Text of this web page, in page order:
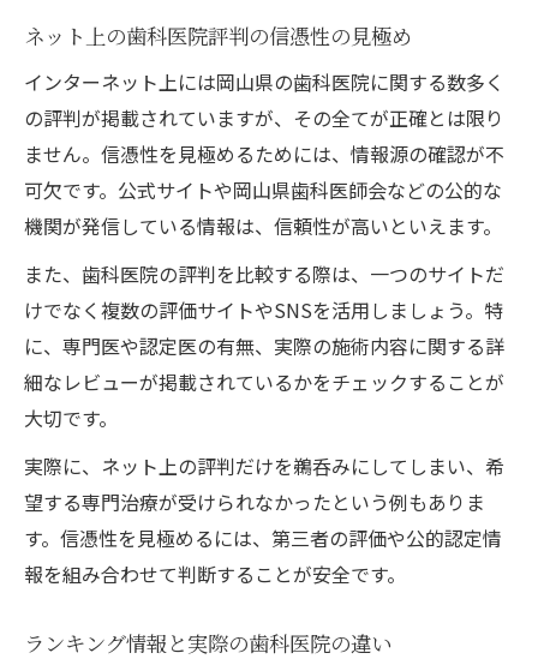
ネット上の歯科医院評判の信憑性の見極め
インターネット上には岡山県の歯科医院に関する数多く
の評判が掲載されていますが、その全てが正確とは限り
ません。信憑性を見極めるためには、情報源の確認が不
可欠です。公式サイトや岡山県歯科医師会などの公的な
機関が発信している情報は、信頼性が高いといえます。
また、歯科医院の評判を比較する際は、一つのサイトだ
けでなく複数の評価サイトやSNSを活用しましょう。特
に、専門医や認定医の有無、実際の施術内容に関する詳
細なレビューが掲載されているかをチェックすることが
大切です。
実際に、ネット上の評判だけを鵜呑みにしてしまい、希
望する専門治療が受けられなかったという例もありま
す。信憑性を見極めるには、第三者の評価や公的認定情
報を組み合わせて判断することが安全です。
ランキング情報と実際の歯科医院の違い